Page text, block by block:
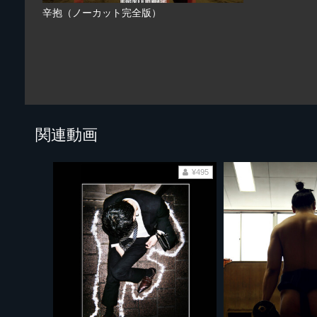
辛抱（ノーカット完全版）
関連動画
¥495